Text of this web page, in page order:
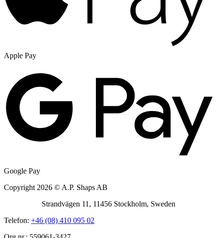
Apple Pay
Google Pay
Copyright 2026 © A.P. Shaps AB
Strandvägen 11, 11456 Stockholm, Sweden
Telefon: +46 (08) 410 095 02